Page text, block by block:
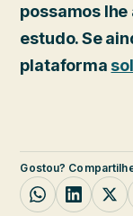
possamos
estudo. Se
plataforma
Gostou?